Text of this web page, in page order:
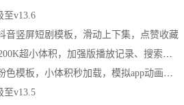
至v13.6
音竖屏短剧模板，滑动上下集，点赞收藏
全新原创自适应绿色模板，200K超小体积，加强版播放记录、搜索历史模块
APP打包优化适配，自适应粉色模板，小体积秒加载，模拟app动画效果，适合X
至v13.5